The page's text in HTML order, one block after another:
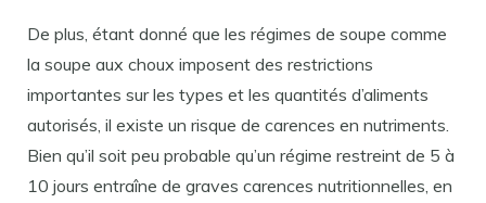
De plus, étant donné que les régimes de soupe comme
la soupe aux choux imposent des restrictions
importantes sur les types et les quantités d’aliments
autorisés, il existe un risque de carences en nutriments.
Bien qu’il soit peu probable qu’un régime restreint de 5 à
10 jours entraîne de graves carences nutritionnelles, en